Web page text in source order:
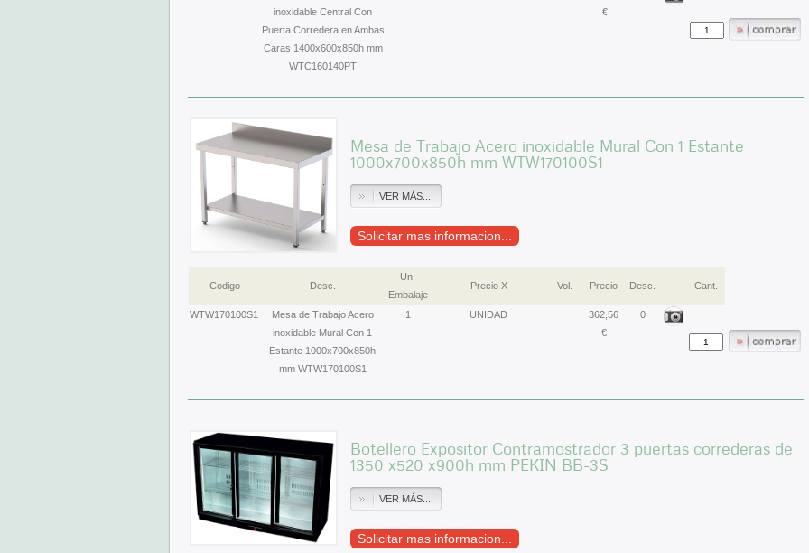
inoxidable Central Con
Puerta Corredera en Ambas
Caras 1400x600x850h mm
WTC160140PT
€
Mesa de Trabajo Acero inoxidable Mural Con 1 Estante
1000x700x850h mm WTW170100S1
VER MÁS...
Solicitar mas informacion...
Codigo Desc.
Un.
Embalaje
Precio X Vol. Precio Desc. Cant.
WTW170100S1
Mesa de Trabajo Acero
inoxidable Mural Con 1
Estante 1000x700x850h
mm WTW170100S1
1 UNIDAD
362,56
€
0
Botellero Expositor Contramostrador 3 puertas correderas de
1350 x520 x900h mm PEKIN BB-3S
VER MÁS...
Solicitar mas informacion...